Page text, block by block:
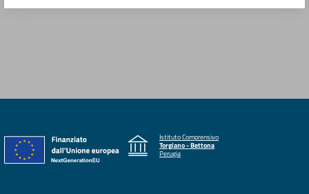
Istituto Comprensivo
Torgiano - Bettona
Perugia